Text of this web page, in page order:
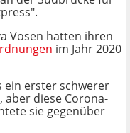
Vosen hatten ihren
im Jahr 2020
ein erster schwerer
aber diese Corona-
sie gegenüber